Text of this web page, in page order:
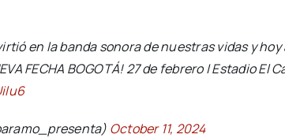
en la banda sonora de nuestras vidas y
FECHA BOGOTÁ! 27 de febrero | Estadio El
October 11, 2024